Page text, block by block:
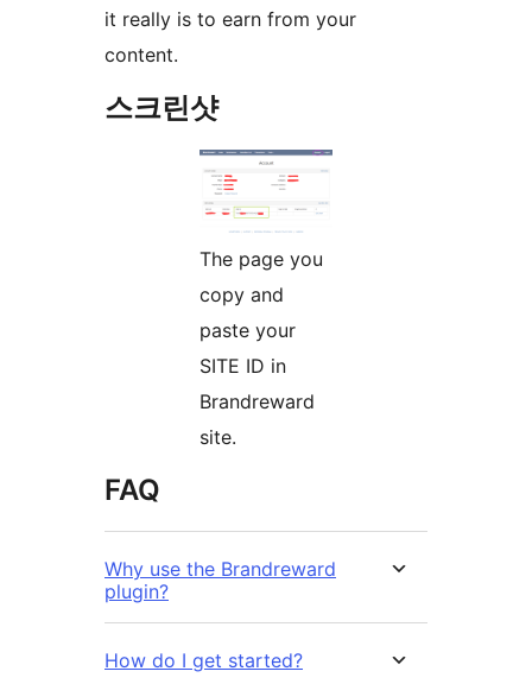
it really is to earn from your
content.
스크린샷
The page you
copy and
paste your
SITE ID in
Brandreward
site.
FAQ
Why use the Brandreward
plugin?
How do I get started?